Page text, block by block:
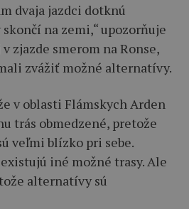
dvaja jazdci dotknú
na zemi,“ upozorňuje
zjazde smerom na Ronse,
zvážiť možné alternatívy.
v oblasti Flámskych Arden
trás obmedzené, pretože
veľmi blízko pri sebe.
iné možné trasy. Ale
alternatívy sú